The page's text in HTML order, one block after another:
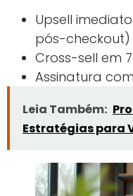
Upsell
pós-checkout)
Cross-sell em
Assinatura
Leia Também:
Estratégias para